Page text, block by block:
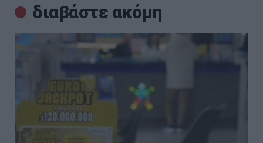
διαβάστε ακόμη